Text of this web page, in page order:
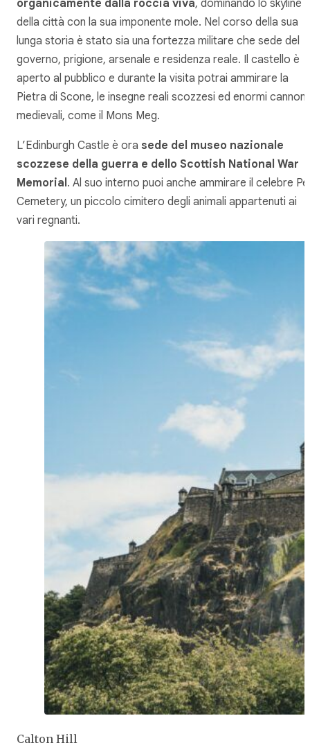
organicamente dalla roccia viva, dominando lo skyline
della città con la sua imponente mole. Nel corso della sua
lunga storia è stato sia una fortezza militare che sede del
governo, prigione, arsenale e residenza reale. Il castello è
aperto al pubblico e durante la visita potrai ammirare la
Pietra di Scone, le insegne reali scozzesi ed enormi cannoni
medievali, come il Mons Meg.
L’Edinburgh Castle è ora sede del museo nazionale
scozzese della guerra e dello Scottish National War
Memorial . Al suo interno puoi anche ammirare il celebre
Cemetery, un piccolo cimitero degli animali appartenuti ai
vari regnanti.
Calton Hill